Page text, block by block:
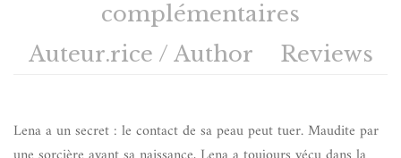
complémentaires
Auteur.rice / Author
Reviews
Lena a un secret : le contact de sa peau peut tuer. Maudite par